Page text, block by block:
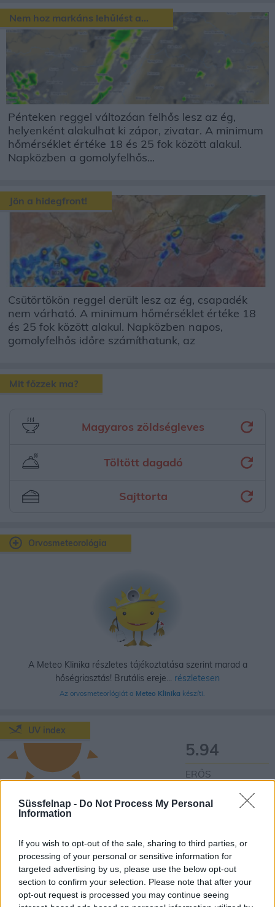
Süssfelnap - Do Not Process My Personal
Information
If you wish to opt-out of the sale, sharing to third parties, or
processing of your personal or sensitive information for
targeted advertising by us, please use the below opt-out
section to confirm your selection. Please note that after your
opt-out request is processed you may continue seeing
Nem hoz markáns lehűlést a...
Pénteken reggel változóan felhős lesz az ég,
helyenként alakulhat ki zápor, zivatar. A minimum
hőmérséklet értéke 18 és 25 fok között alakul.
Napközben a gomolyfelhős...
Jön a hidegfront!
Csütörtökön reggel derült lesz az ég, csapadék
nem várható. A minimum hőmérséklet értéke 18
és 25 fok között alakul. Napközben napos,
gomolyfelhős időre számíthatunk, az
Mit főzzek ma?
Magyaros zöldségleves
Töltött dagadó
Sajttorta
Orvosmeteorológia
A Meteo Klinika részletes tájékoztatása szerint marad a
hőségriasztás! Brutális ereje... részletesen
Az orvosmeteorlógiát a Meteo Klinika készíti.
UV index
5.94
ERŐS
Széles karimájú kalap, napszemüveg, érzékenyebbeknek napernyő,
fedetlen testrészekre fényvédő krém alkalmazása indokolt!
MAXIMÁLIS AJÁNLOTT NAPON TÖLTHETŐ IDŐ:
Nagyon érzékeny
bőr esetén:
20-30 PERC
Érzékeny bőr
esetén:
25-35 PERC
Kevésbé érzékeny
45-60 PERC